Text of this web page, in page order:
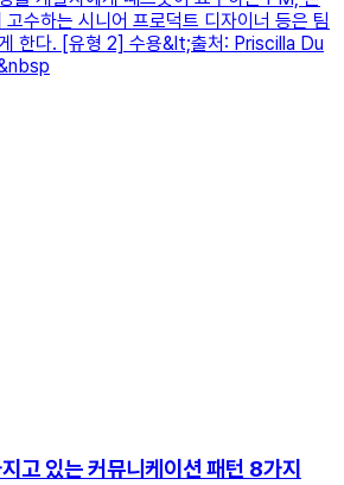
수하는 시니어 프로덕트 디자이너 등은 팀
한다. [유형 2] 수용&lt;출처: Priscilla Du
고 있는 커뮤니케이션 패턴 8가지